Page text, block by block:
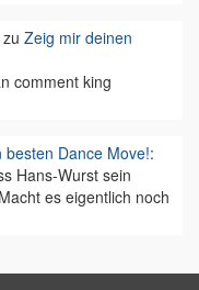
zu Zeig mir deinen
comment king
Dance Move!:
Hans-Wurst sein
es eigentlich noch